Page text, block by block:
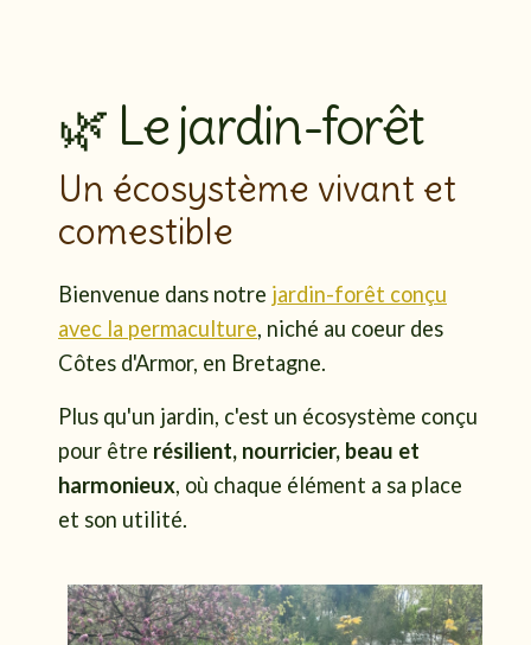
🌿 Le jardin-forêt
Un écosystème vivant et
comestible
Bienvenue dans notre jardin-forêt conçu
avec la permaculture, niché au coeur des
Côtes d'Armor, en Bretagne.
Plus qu'un jardin, c'est un écosystème conçu
pour être résilient, nourricier, beau et
harmonieux, où chaque élément a sa place
et son utilité.